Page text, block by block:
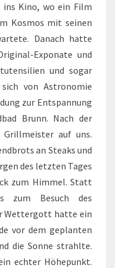
Kino, wo ein Film
Kosmos mit seinen
Danach hatte
Exponate und
und sogar
von Astronomie
zur Entspannung
Brunn. Nach der
auf uns.
an Steaks und
des letzten Tages
zum Himmel. Statt
zum Besuch des
Wettergott hatte ein
vor dem geplanten
die Sonne strahlte.
echter Höhepunkt.